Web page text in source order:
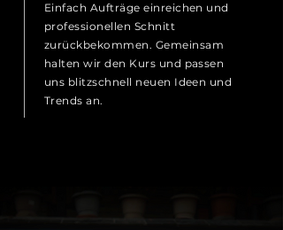
Einfach Aufträge einreichen und
professionellen Schnitt
zurückbekommen. Gemeinsam
halten wir den Kurs und passen
uns blitzschnell neuen Ideen und
Trends an.